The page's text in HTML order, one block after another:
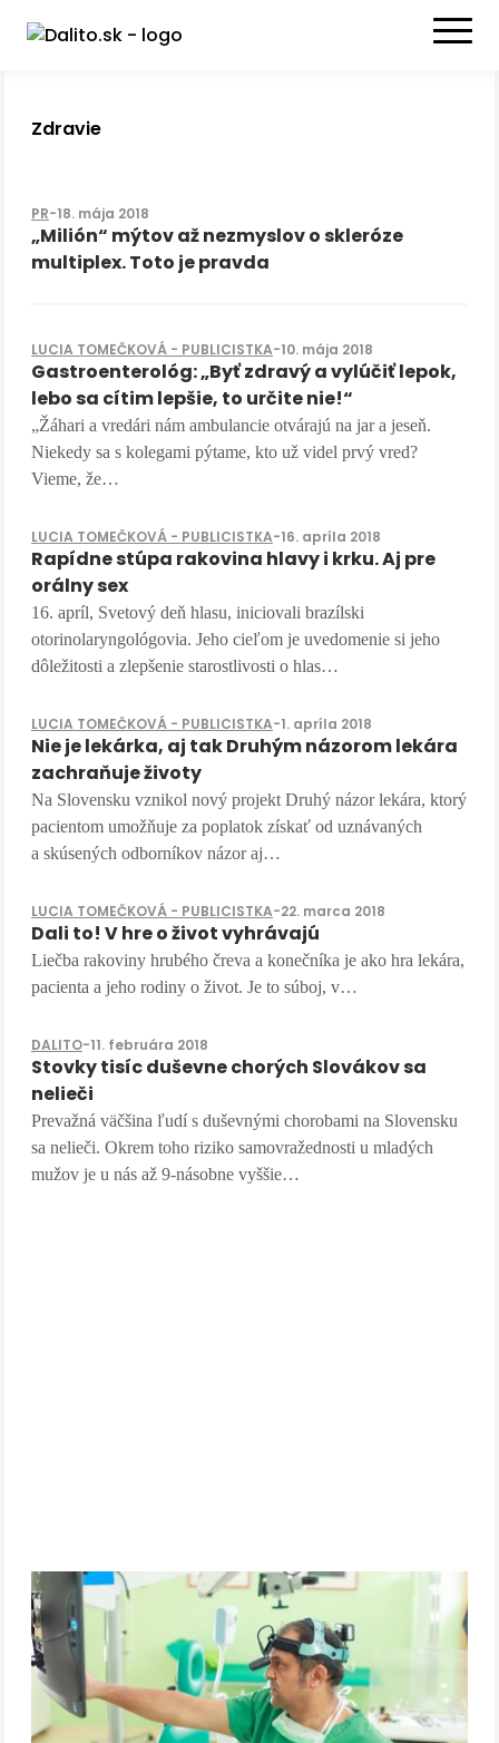
Zdravie
PR-18. mája 2018
„Milión“ mýtov až nezmyslov o skleróze
multiplex. Toto je pravda
LUCIA TOMEČKOVÁ - PUBLICISTKA-10. mája 2018
Gastroenterológ: „Byť zdravý a vylúčiť lepok,
lebo sa cítim lepšie, to určite nie!“
„Žáhari a vredári nám ambulancie otvárajú na jar a jeseň.
Niekedy sa s kolegami pýtame, kto už videl prvý vred?
Vieme, že…
LUCIA TOMEČKOVÁ - PUBLICISTKA-16. apríla 2018
Rapídne stúpa rakovina hlavy i krku. Aj pre
orálny sex
16. apríl, Svetový deň hlasu, iniciovali brazílski
otorinolaryngológovia. Jeho cieľom je uvedomenie si jeho
dôležitosti a zlepšenie starostlivosti o hlas…
LUCIA TOMEČKOVÁ - PUBLICISTKA-1. apríla 2018
Nie je lekárka, aj tak Druhým názorom lekára
zachraňuje životy
Na Slovensku vznikol nový projekt Druhý názor lekára, ktorý
pacientom umožňuje za poplatok získať od uznávaných
a skúsených odborníkov názor aj…
LUCIA TOMEČKOVÁ - PUBLICISTKA-22. marca 2018
Dali to! V hre o život vyhrávajú
Liečba rakoviny hrubého čreva a konečníka je ako hra lekára,
pacienta a jeho rodiny o život. Je to súboj, v…
DALITO-11. februára 2018
Stovky tisíc duševne chorých Slovákov sa
nelieči
Prevažná väčšina ľudí s duševnými chorobami na Slovensku
sa nelieči. Okrem toho riziko samovražednosti u mladých
mužov je u nás až 9-násobne vyššie…